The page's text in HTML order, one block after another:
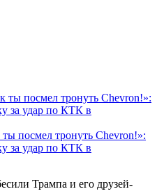
посмел тронуть Chevron!»:
за удар по КТК в
Трампа и его друзей-